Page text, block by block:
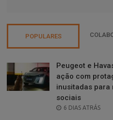
POPULARES
Peugeot e
ação com
inusitadas para
sociais
POSTED
6 DIAS ATRÁS